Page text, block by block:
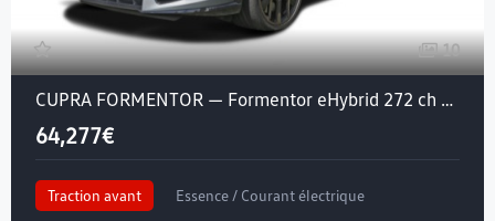
10
CUPRA FORMENTOR — Formentor eHybrid 272 ch DSG6
64,277€
Traction avant
Essence / Courant électrique